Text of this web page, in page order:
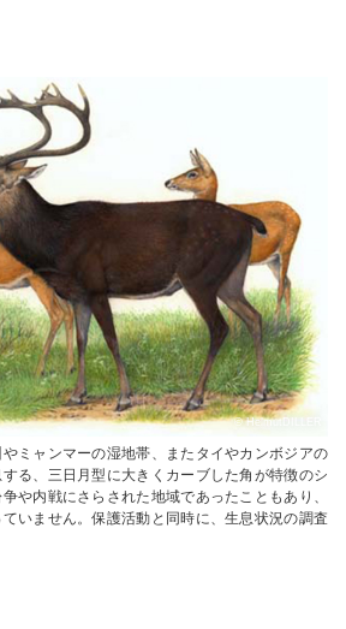
© HelmutDILLER
ミャンマーの湿地帯、またタイやカンボジアの
る、三日月型に大きくカーブした角が特徴のシ
や内戦にさらされた地域であったこともあり、
いません。保護活動と同時に、生息状況の調査